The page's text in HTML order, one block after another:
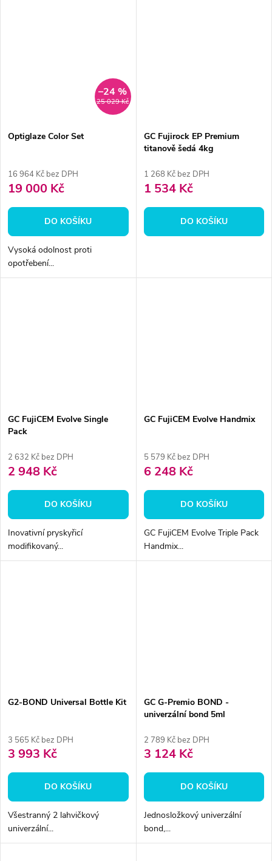
25 029 Kč
–24 %
Optiglaze Color Set
16 964 Kč bez DPH
19 000 Kč
DO KOŠÍKU
Vysoká odolnost proti
opotřebení...
GC Fujirock EP Premium
titanově šedá 4kg
1 268 Kč bez DPH
1 534 Kč
DO KOŠÍKU
GC FujiCEM Evolve Single
Pack
2 632 Kč bez DPH
2 948 Kč
DO KOŠÍKU
Inovativní pryskyřicí
modifikovaný...
GC FujiCEM Evolve Handmix
5 579 Kč bez DPH
6 248 Kč
DO KOŠÍKU
GC FujiCEM Evolve Triple Pack
Handmix...
G2-BOND Universal Bottle Kit
3 565 Kč bez DPH
3 993 Kč
DO KOŠÍKU
Všestranný 2 lahvičkový
univerzální...
GC G-Premio BOND -
univerzální bond 5ml
2 789 Kč bez DPH
3 124 Kč
DO KOŠÍKU
Jednosložkový univerzální
bond,...